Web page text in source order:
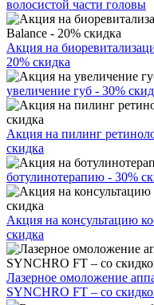
волосистой части головы
Акция на
20% скидка
увеличение губ - 30%
Акция на пилинг
скидка
ботулинотерапию - 30%
Акция на консультацию
скидка
Лазерное омоложение
SYNCHRO FT – со